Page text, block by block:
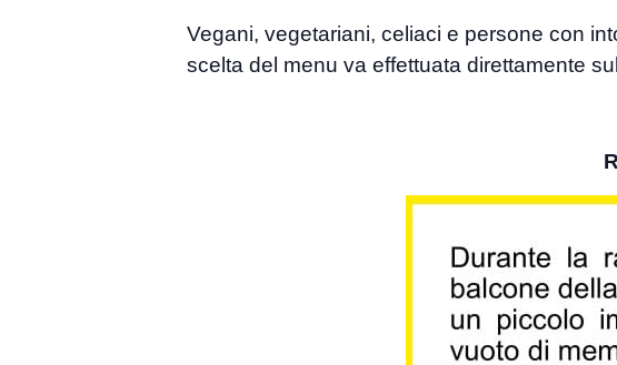
Vegani, vegetariani, celiaci e persone con
scelta del menu va effettuata direttamente